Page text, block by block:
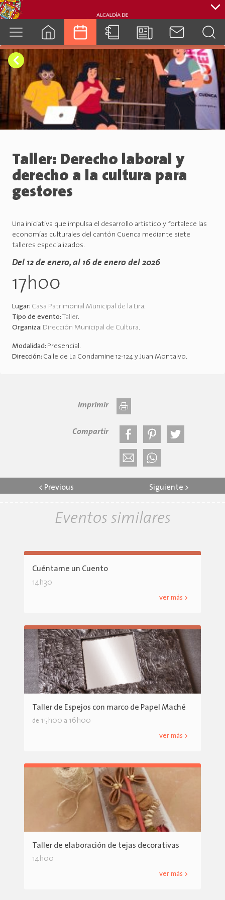
cuenca.gob.ec
Taller: Derecho laboral y
derecho a la cultura para
gestores
Una iniciativa que impulsa el desarrollo artístico y fortalece las
economías culturales del cantón Cuenca mediante siete
talleres especializados.
Del 12 de enero, al 16 de enero del 2026
17h00
Lugar: Casa Patrimonial Municipal de la Lira.
Tipo de evento: Taller.
Organiza: Dirección Municipal de Cultura.
Modalidad: Presencial.
Dirección: Calle de La Condamine 12-124 y Juan Montalvo.
Imprimir
Compartir
< Previous Siguiente >
Eventos similares
Cuéntame un Cuento
14h30
ver más >
Taller de Espejos con marco de Papel Maché
de 15h00 a 16h00
ver más >
Taller de elaboración de tejas decorativas
14h00
ver más >